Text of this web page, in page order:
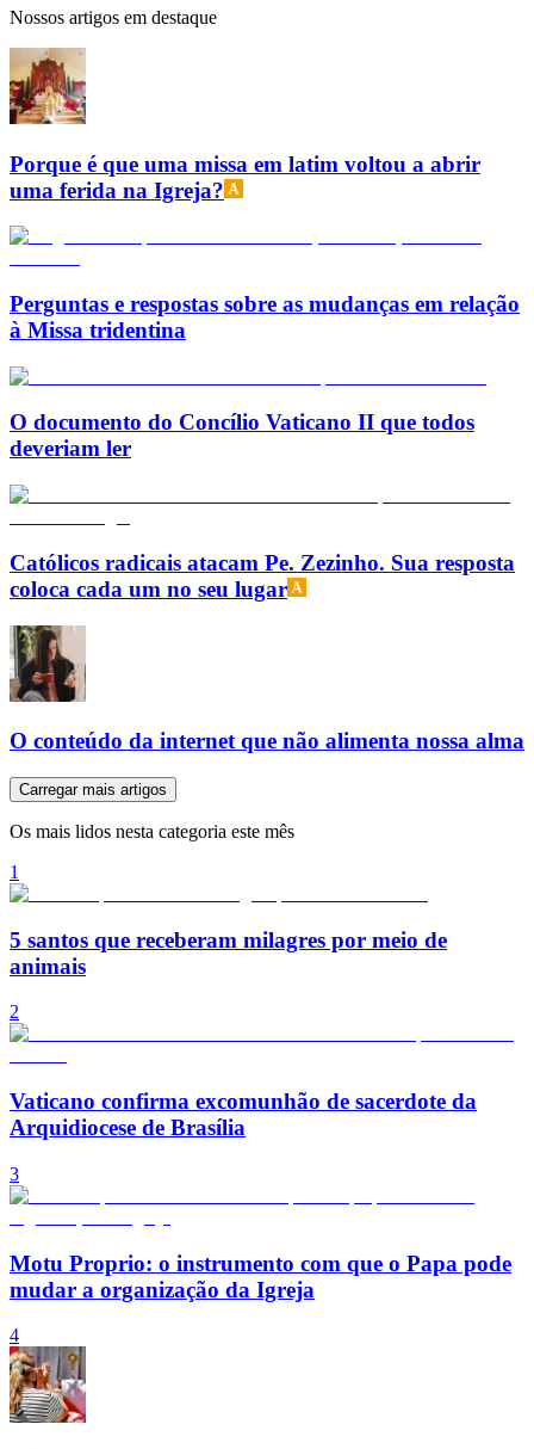
Nossos artigos em destaque
Porque é que uma missa em latim voltou a abrir
uma ferida na Igreja?
Perguntas e respostas sobre as mudanças em relação
à Missa tridentina
O documento do Concílio Vaticano II que todos
deveriam ler
Católicos radicais atacam Pe. Zezinho. Sua resposta
coloca cada um no seu lugar
O conteúdo da internet que não alimenta nossa alma
Carregar mais artigos
Os mais lidos nesta categoria este mês
1
5 santos que receberam milagres por meio de
animais
2
Vaticano confirma excomunhão de sacerdote da
Arquidiocese de Brasília
3
Motu Proprio: o instrumento com que o Papa pode
mudar a organização da Igreja
4